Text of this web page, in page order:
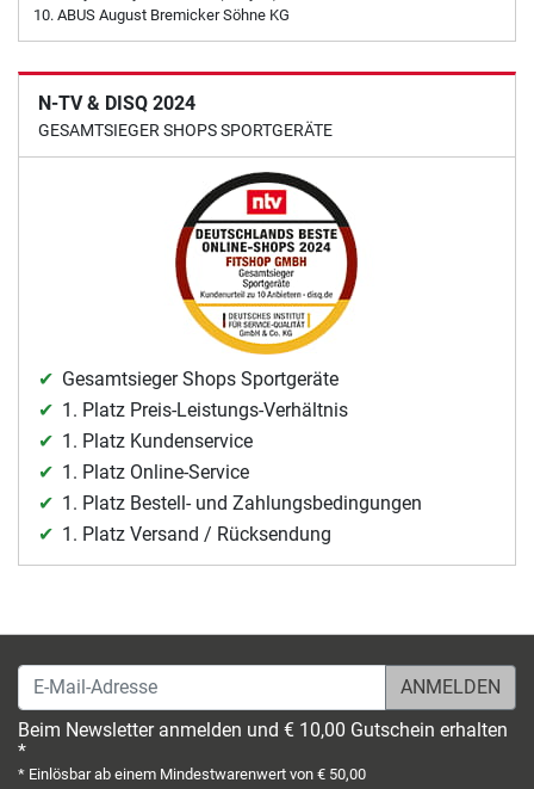
ABUS August Bremicker Söhne KG
N-TV & DISQ 2024
GESAMTSIEGER SHOPS SPORTGERÄTE
Gesamtsieger Shops Sportgeräte
1. Platz Preis-Leistungs-Verhältnis
1. Platz Kundenservice
1. Platz Online-Service
1. Platz Bestell- und Zahlungsbedingungen
1. Platz Versand / Rücksendung
E-Mail-Adresse
Beim Newsletter anmelden und € 10,00 Gutschein erhalten
*
* Einlösbar ab einem Mindestwarenwert von € 50,00